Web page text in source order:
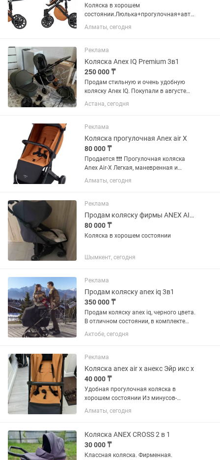
Коляска в хорошем
состоянии.Люлька+прогулочная+авто
кресло
Алматы, сегодня
Реклама
Коляска Anex IQ Premium 3в1
250 000 ₸
Продам стильную и очень удобную
коляску Anex IQ. Покупали в августе
2024 года — использовалась бережно,
состояние отличное Есть небольшие
Астана, сегодня
Реклама
Коляска прогулочная Anex air X
80 000 ₸
Продается ❗️❗️❗️ Прогулочная коляска
Anex Air-X Легкая, маневренная и
удобная коляска для города и поездок.
Складывается одной рукой,
Регулируемая спинка (есть лежачее...
Алматы, сегодня
Реклама
Продам коляску фирмы ANEX AIR Z есть торг
80 000 ₸
Коляска в хорошем состоянии
Шымкент, сегодня
Реклама
Продам коляску anex iq 3в1
350 000 ₸
Продам коляску anex iq, черного цвета.
В отличном состоянии, в комплекте
люлька, сиденье, багги, из 1 коляски 3
вида, с младенчества, очень удобная В
летние,...
Актобе, сегодня
Реклама
Коляска anex air x анекс Эйр икс х
40 000 ₸
Удобная прогулочная коляска в
хорошем состоянии Из минусов-
стерта кожа там где ножки, из за того
что стирали в машинке. Складывается
Возможно доставка по...
Алматы, сегодня
Коляска ANEX CROSS 2 в 1
30 000 ₸
Классная коляска. Фирменная.